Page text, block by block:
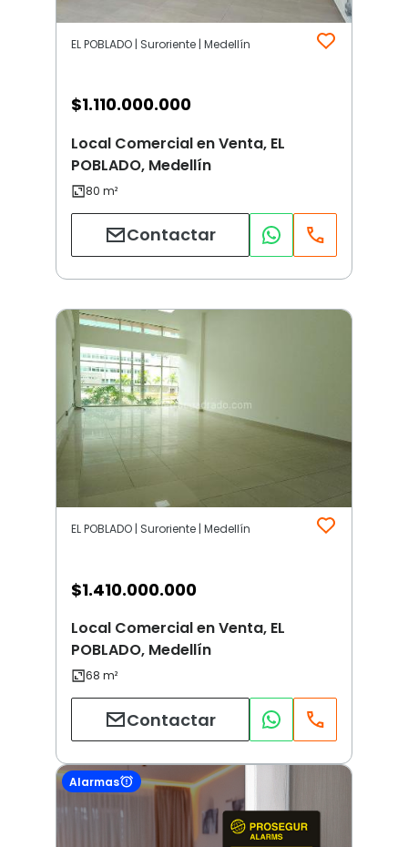
EL POBLADO | Suroriente | Medellín
$1.110.000.000
Local Comercial en Venta, EL
POBLADO, Medellín
Contactar
EL POBLADO | Suroriente | Medellín
$1.410.000.000
Local Comercial en Venta, EL
POBLADO, Medellín
Contactar
Alarmas